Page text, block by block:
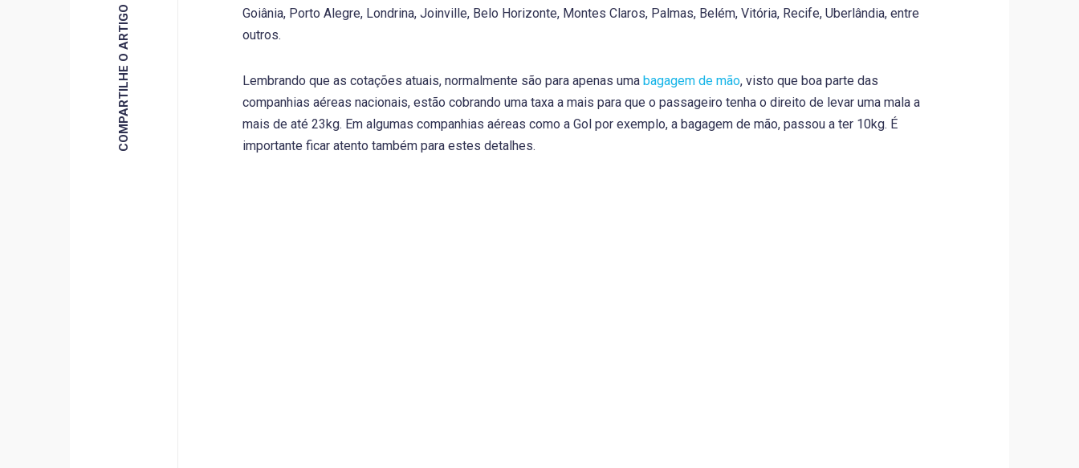
COMPARTILHE O ARTIGO
Goiânia, Porto Alegre, Londrina, Joinville, Belo Horizonte, Montes Claros, Palmas, Belém, Vitória, Recife, Uberlândia, entre
outros.
Lembrando que as cotações atuais, normalmente são para apenas uma bagagem de mão, visto que boa parte das
companhias aéreas nacionais, estão cobrando uma taxa a mais para que o passageiro tenha o direito de levar uma mala a
mais de até 23kg. Em algumas companhias aéreas como a Gol por exemplo, a bagagem de mão, passou a ter 10kg. É
importante ficar atento também para estes detalhes.